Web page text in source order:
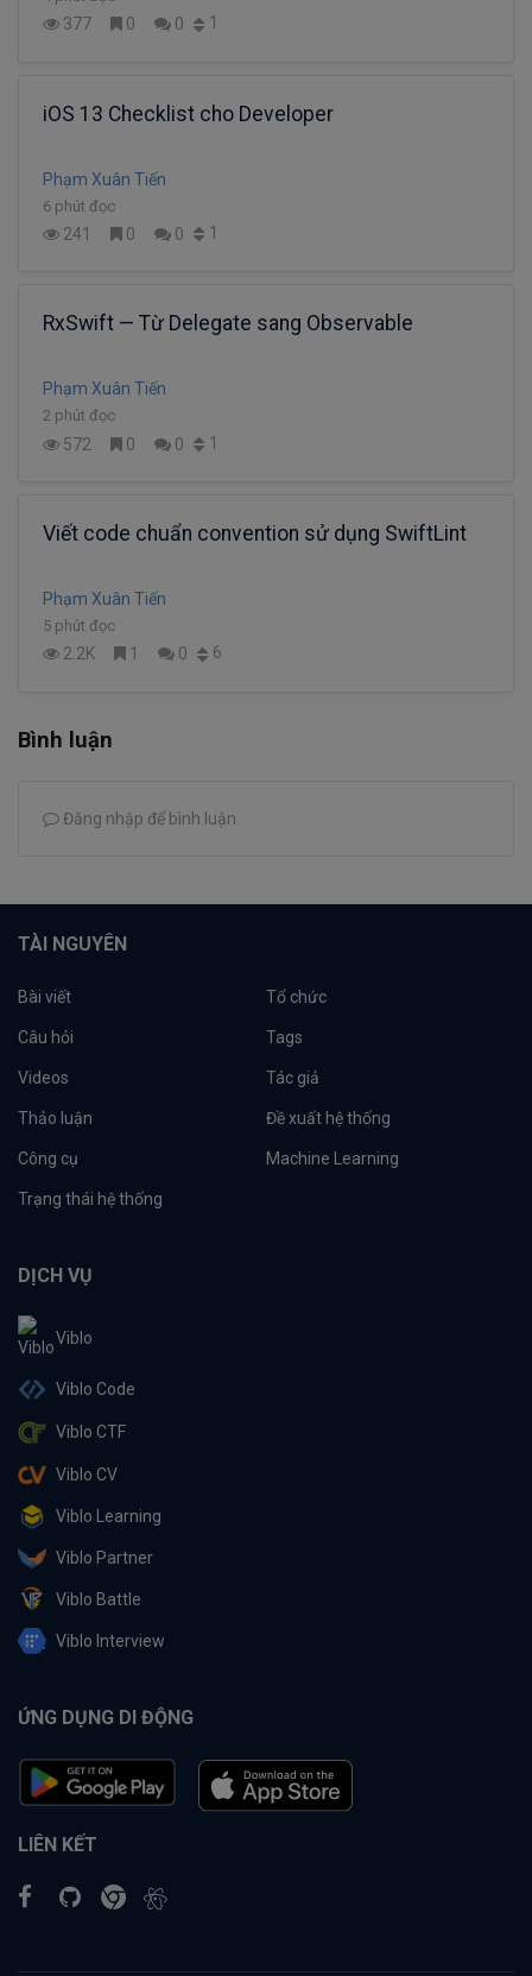
377 0 0 1
iOS 13 Checklist cho Developer
Phạm Xuân Tiến
6 phút đọc
241 0 0 1
RxSwift — Từ Delegate sang Observable
Phạm Xuân Tiến
2 phút đọc
572 0 0 1
Viết code chuẩn convention sử dụng SwiftLint
Phạm Xuân Tiến
5 phút đọc
2.2K 1 0 6
Bình luận
Đăng nhập để bình luận
TÀI NGUYÊN
Bài viết Tổ chức
Câu hỏi Tags
Videos Tác giả
Thảo luận Đề xuất hệ thống
Công cụ Machine Learning
Trạng thái hệ thống
DỊCH VỤ
Viblo
Viblo Code
Viblo CTF
Viblo CV
Viblo Learning
Viblo Partner
Viblo Battle
Viblo Interview
ỨNG DỤNG DI ĐỘNG
LIÊN KẾT